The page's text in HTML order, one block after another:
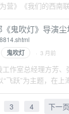
营》《我们的西南
《鬼吹灯》导演
鬼吹灯 · 3 月前
作室总经理方芳
飞跃”为主题，在上
3 4 下一页